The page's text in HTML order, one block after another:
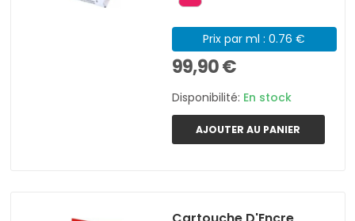
Prix par ml : 0.76 €
99,90 €
Disponibilité: En stock
AJOUTER AU PANIER